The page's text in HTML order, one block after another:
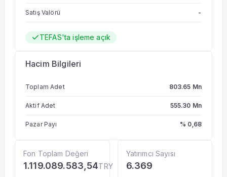
Satış Valörü -
TEFAS'ta işleme açık
Hacim Bilgileri
Toplam Adet 803.65 Mn
Aktif Adet 555.30 Mn
Pazar Payı % 0,68
Fon Toplam Değeri
1.119.089.583,54TRY
Yatırımcı Sayısı
6.369